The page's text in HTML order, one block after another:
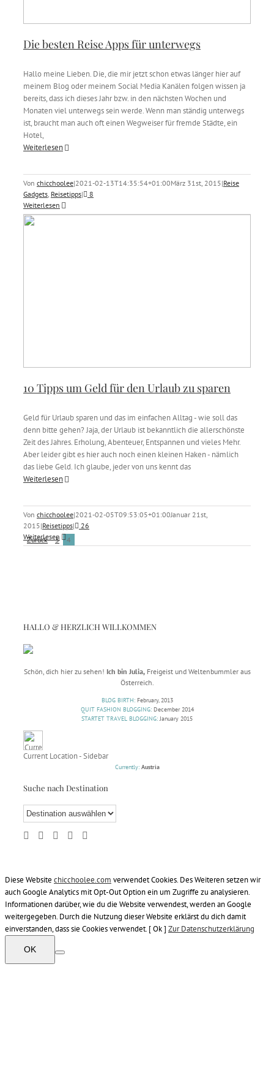
Die besten Reise Apps für unterwegs
Hallo meine Lieben. Die, die mir jetzt schon etwas länger hier auf
meinem Blog oder meinem Social Media Kanälen folgen wissen ja
bereits, dass ich dieses Jahr bzw. in den nächsten Wochen und
Monaten viel unterwegs sein werde. Wenn man ständig unterwegs
ist, braucht man auch oft einen Wegweiser für fremde Städte, ein
Hotel,
Weiterlesen
Von chicchoolee|2021-02-13T14:35:54+01:00März 31st, 2015|Reise
Gadgets, Reisetipps|
8
Weiterlesen
10 Tipps um Geld für den Urlaub zu sparen
Geld für Urlaub sparen und das im einfachen Alltag - wie soll das
denn bitte gehen? Jaja, der Urlaub ist bekanntlich die allerschönste
Zeit des Jahres. Erholung, Abenteuer, Entspannen und vieles Mehr.
Aber leider gibt es hier auch noch einen kleinen Haken - nämlich
das liebe Geld. Ich glaube, jeder von uns kennt das
Weiterlesen
Von chicchoolee|2021-02-05T09:53:05+01:00Januar 21st,
2015|Reisetipps|
26
Weiterlesen
Zurück 3 4
HALLO & HERZLICH WILLKOMMEN
Schön, dich hier zu sehen! Ich bin Julia,Freigeist und Weltenbummler aus
Österreich.
BLOG BIRTH:February, 2013
QUIT FASHION BLOGGING:December 2014
STARTET TRAVEL BLOGGING: January 2015
Current Location - Sidebar
Currently: Austria
Suche nach Destination
Diese Website chicchoolee.com verwendet Cookies. Des Weiteren setzen wir
auch Google Analytics mit Opt-Out Option ein um Zugriffe zu analysieren.
Informationen darüber, wie du die Website verwendest, werden an Google
weitergegeben. Durch die Nutzung dieser Website erklärst du dich damit
einverstanden, dass sie Cookies verwendet. [ Ok ] Zur Datenschutzerklärung
OK